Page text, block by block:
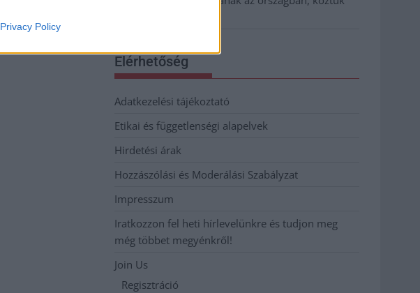
Privacy Policy
Elérhetőség
Adatkezelési tájékoztató
Etikai és függetlenségi alapelvek
Hirdetési árak
Hozzászólási és Moderálási Szabályzat
Impresszum
Iratkozzon fel heti hírlevelünkre és tudjon meg
még többet megyénkről!
Join Us
Regisztráció